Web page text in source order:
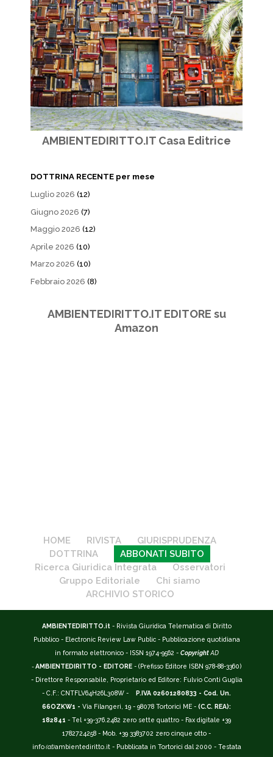
AMBIENTEDIRITTO.IT Casa Editrice
DOTTRINA RECENTE per mese
Luglio 2026 (12)
Giugno 2026 (7)
Maggio 2026 (12)
Aprile 2026 (10)
Marzo 2026 (10)
Febbraio 2026 (8)
AMBIENTEDIRITTO.IT EDITORE su
Amazon
HOME RIVISTA
GIURISPRUDENZA
DOTTRINA
ABBONATI SUBITO
Ricerca Giuridica Integrata
Osservatori
Gruppo Editoriale
Chi siamo
ARCHIVIO STORICO
AMBIENTEDIRITTO.it - Rivista Giuridica Telematica di Diritto
Pubblico - Electronic Review Law Public - Pubblicazione quotidiana
in formato elettronico - ISSN 1974-9562 - Copyright AD
-AMBIENTEDIRITTO - EDITORE - (Prefisso Editore ISBN 978-88-3360)
- Direttore Responsabile, Proprietario ed Editore: Fulvio Conti Guglia
- C.F.: CNTFLV64H26L308W -
P.IVA 02601280833 - Cod. Un.
66OZKW1 - Via Filangeri, 19 - 98078 Tortorici ME - (C.C. REA):
182841 - Tel +39-376.2482 zero sette quattro - Fax digitale +39
1782724258 - Mob. +39 3383702 zero cinque otto -
info(at)ambientediritto.it - Pubblicata in Tortorici dal 2000 - Testata